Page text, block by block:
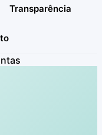
Transparência